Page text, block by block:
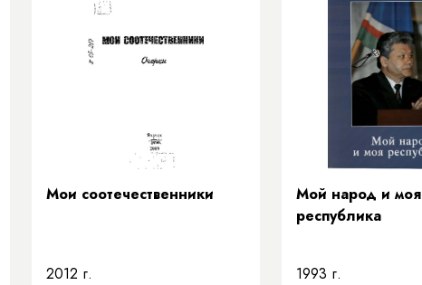
Мои соотечественники
2012 г.
Мой народ и моя
республика
1993 г.